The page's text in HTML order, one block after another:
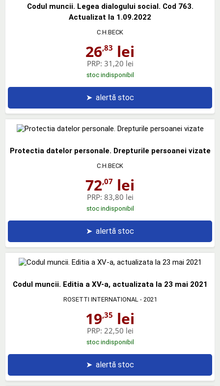
Codul muncii. Legea dialogului social. Cod 763.
Actualizat la 1.09.2022
C.H.BECK
26,83 lei
PRP: 31,20 lei
stoc indisponibil
➤ alertă stoc
Protectia datelor personale. Drepturile persoanei vizate
C.H.BECK
72,07 lei
PRP: 83,80 lei
stoc indisponibil
➤ alertă stoc
Codul muncii. Editia a XV-a, actualizata la 23 mai 2021
ROSETTI INTERNATIONAL - 2021
19,35 lei
PRP: 22,50 lei
stoc indisponibil
➤ alertă stoc